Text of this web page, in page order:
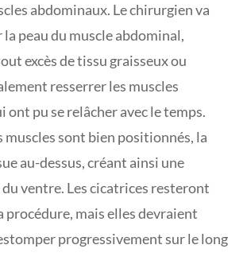
abdominaux. Le chirurgien va
peau du muscle abdominal,
excès de tissu graisseux ou
resserrer les muscles
ont pu se relâcher avec le temps.
muscles sont bien positionnés, la
au-dessus, créant ainsi une
ventre. Les cicatrices resteront
procédure, mais elles devraient
progressivement sur le long